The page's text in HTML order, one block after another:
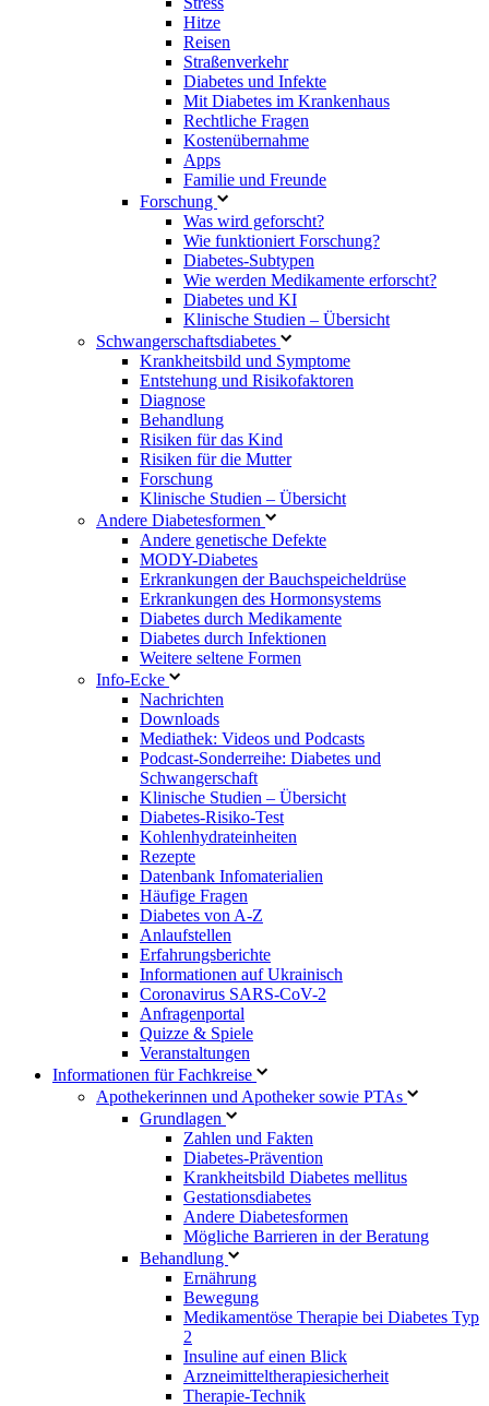
Hitze
Reisen
Straßenverkehr
Diabetes und Infekte
Mit Diabetes im Krankenhaus
Rechtliche Fragen
Kostenübernahme
Apps
Familie und Freunde
Forschung
Was wird geforscht?
Wie funktioniert Forschung?
Diabetes-Subtypen
Wie werden Medikamente erforscht?
Diabetes und KI
Klinische Studien – Übersicht
Schwangerschaftsdiabetes
Krankheitsbild und Symptome
Entstehung und Risikofaktoren
Diagnose
Behandlung
Risiken für das Kind
Risiken für die Mutter
Forschung
Klinische Studien – Übersicht
Andere Diabetesformen
Andere genetische Defekte
MODY-Diabetes
Erkrankungen der Bauchspeicheldrüse
Erkrankungen des Hormonsystems
Diabetes durch Medikamente
Diabetes durch Infektionen
Weitere seltene Formen
Info-Ecke
Nachrichten
Downloads
Mediathek: Videos und Podcasts
Podcast-Sonderreihe: Diabetes und
Schwangerschaft
Klinische Studien – Übersicht
Diabetes-Risiko-Test
Kohlenhydrateinheiten
Rezepte
Datenbank Infomaterialien
Häufige Fragen
Diabetes von A-Z
Anlaufstellen
Erfahrungsberichte
Informationen auf Ukrainisch
Coronavirus SARS-CoV-2
Anfragenportal
Quizze & Spiele
Veranstaltungen
Informationen für Fachkreise
Apothekerinnen und Apotheker sowie PTAs
Grundlagen
Zahlen und Fakten
Diabetes-Prävention
Krankheitsbild Diabetes mellitus
Gestationsdiabetes
Andere Diabetesformen
Mögliche Barrieren in der Beratung
Behandlung
Ernährung
Bewegung
Medikamentöse Therapie bei Diabetes Typ
2
Insuline auf einen Blick
Arzneimitteltherapie­sicherheit
Therapie-Technik